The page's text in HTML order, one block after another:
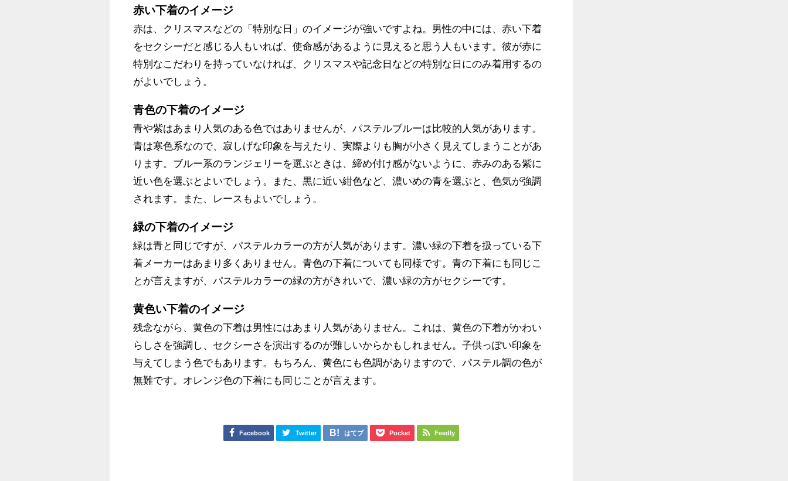
赤い下着のイメージ
赤は、クリスマスなどの「特別な日」のイメージが強いですよね。男性の中には、赤い下着
をセクシーだと感じる人もいれば、使命感があるように見えると思う人もいます。彼が赤に
特別なこだわりを持っていなければ、クリスマスや記念日などの特別な日にのみ着用するの
がよいでしょう。
青色の下着のイメージ
青や紫はあまり人気のある色ではありませんが、パステルブルーは比較的人気があります。
青は寒色系なので、寂しげな印象を与えたり、実際よりも胸が小さく見えてしまうことがあ
ります。ブルー系のランジェリーを選ぶときは、締め付け感がないように、赤みのある紫に
近い色を選ぶとよいでしょう。また、黒に近い紺色など、濃いめの青を選ぶと、色気が強調
されます。また、レースもよいでしょう。
緑の下着のイメージ
緑は青と同じですが、パステルカラーの方が人気があります。濃い緑の下着を扱っている下
着メーカーはあまり多くありません。青色の下着についても同様です。青の下着にも同じこ
とが言えますが、パステルカラーの緑の方がきれいで、濃い緑の方がセクシーです。
黄色い下着のイメージ
残念ながら、黄色の下着は男性にはあまり人気がありません。これは、黄色の下着がかわい
らしさを強調し、セクシーさを演出するのが難しいからかもしれません。子供っぽい印象を
与えてしまう色でもあります。もちろん、黄色にも色調がありますので、パステル調の色が
無難です。オレンジ色の下着にも同じことが言えます。
Facebook Twitter はてブ Pocket Feedly